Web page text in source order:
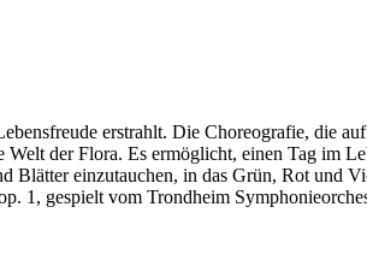
erstrahlt. Die Cho­reografie, die
der Flora. Es ermöglicht, einen Tag im
einzutauchen, in das Grün, Rot und
1, gespielt vom Trondheim